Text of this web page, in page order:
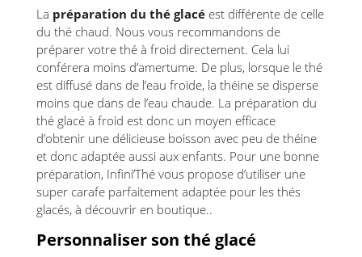
La préparation du thé glacéest différente de celle
du thé chaud. Nous vous recommandons de
préparer votre thé à froid directement. Cela lui
conférera moins d’amertume. De plus, lorsque le thé
est diffusé dans de l’eau froide, la théine se disperse
moins que dans de l’eau chaude. La préparation du
thé glacé à froid est donc un moyen efficace
d’obtenir une délicieuse boisson avec peu de théine
et donc adaptée aussi aux enfants. Pour une bonne
préparation, Infini’Thé vous propose d’utiliser une
super carafe parfaitement adaptée pour les thés
glacés, à découvrir en boutique..
Personnaliser son thé glacé